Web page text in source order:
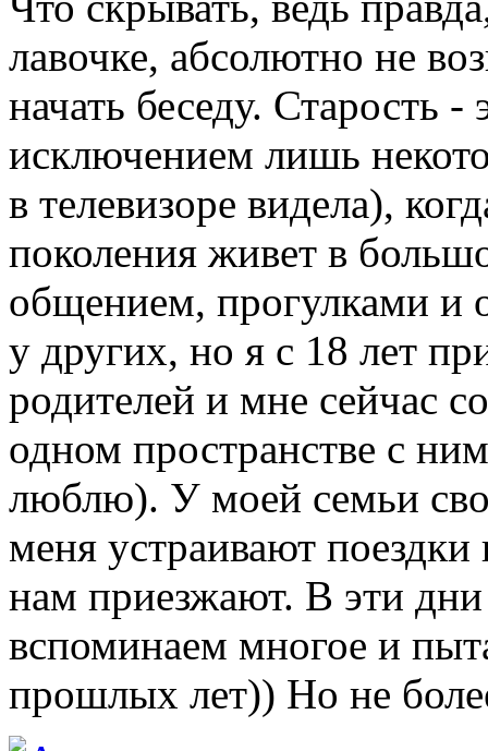
лавочке, абсолютно не
начать беседу. Старость -
исключением лишь
в телевизоре видела),
поколения живет в
общением, прогулками
у других, но я с 18 лет
родителей и мне сейчас
одном пространстве с
люблю). У моей семьи
меня устраивают
нам приезжают. В эти
вспоминаем многое и
прошлых лет)) Но не